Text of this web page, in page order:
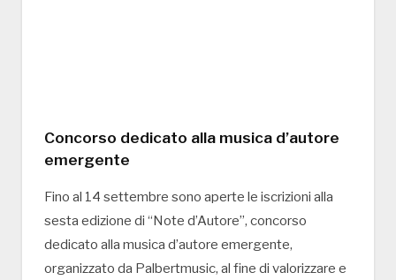
Concorso dedicato alla musica d’autore
emergente
Fino al 14 settembre sono aperte le iscrizioni alla
sesta edizione di “Note d’Autore”, concorso
dedicato alla musica d’autore emergente,
organizzato da Palbertmusic, al fine di valorizzare e